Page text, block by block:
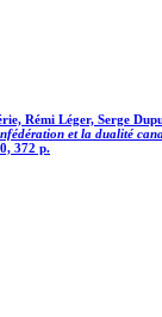
Rémi Léger, Serge
et la dualité
372 p.